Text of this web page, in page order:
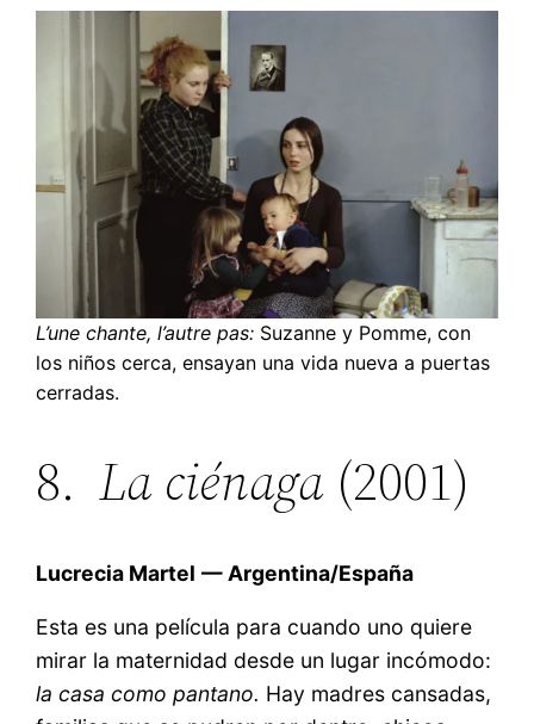
L’une chante, l’autre pas: Suzanne y Pomme, con
los niños cerca, ensayan una vida nueva a puertas
cerradas.
8.La ciénaga (2001)
Lucrecia Martel — Argentina/España
Esta es una película para cuando uno quiere
mirar la maternidad desde un lugar incómodo:
la casa como pantano. Hay madres cansadas,